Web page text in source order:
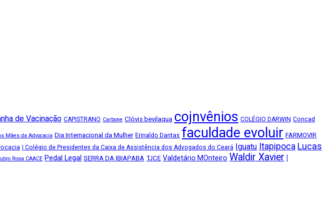
de Vacinação CAPISTRANO Carbone Clóvis bevilaqua cojnvênios COLÉGIO DARWIN Concad
Mães da Advocacia Dia Internacional da Mulher Erinaldo Dantas faculdade evoluir FARMOVIR
I Colégio de Presidentes da Caixa de Assistência dos Advogados do Ceará Iguatu Itapipoca Lucas
Rosa CAACE Pedal Legal SERRA DA IBIAPABA TJCE Valdetário MOnteiro Waldir Xavier